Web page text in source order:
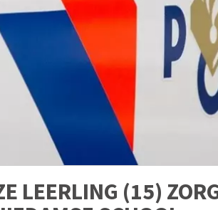
LEERLING (15)